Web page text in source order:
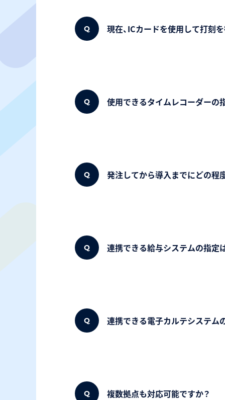
現在、ICカードを使用して打刻
使用できるタイムレコーダーの
発注してから導入までにどの程
連携できる給与システムの指定
連携できる電子カルテシステム
複数拠点も対応可能ですか？